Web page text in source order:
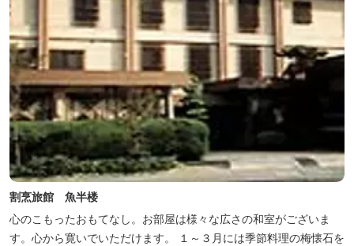
割烹旅館 魚半楼
心のこもったおもてなし。お部屋は様々な広さの和室がございま
す。心から寛いでいただけます。 １～３月には季節料理の梅懐石を